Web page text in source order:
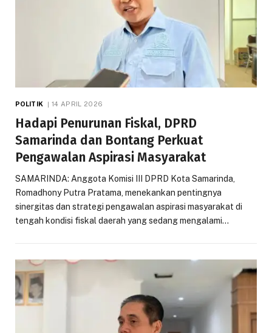
POLITIK 14 APRIL 2026
Hadapi Penurunan Fiskal, DPRD
Samarinda dan Bontang Perkuat
Pengawalan Aspirasi Masyarakat
SAMARINDA: Anggota Komisi III DPRD Kota Samarinda,
Romadhony Putra Pratama, menekankan pentingnya
sinergitas dan strategi pengawalan aspirasi masyarakat di
tengah kondisi fiskal daerah yang sedang mengalami…